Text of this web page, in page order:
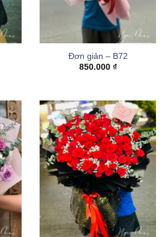
Đơn giản – B72
850.000 ₫